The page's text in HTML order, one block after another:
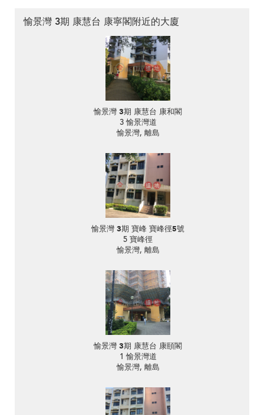
愉景灣 3期 康慧台 康寧閣附近的大廈
愉景灣 3期 康慧台 康和閣
3 愉景灣道
愉景灣, 離島
愉景灣 3期 寶峰 寶峰徑5號
5 寶峰徑
愉景灣, 離島
愉景灣 3期 康慧台 康頤閣
1 愉景灣道
愉景灣, 離島